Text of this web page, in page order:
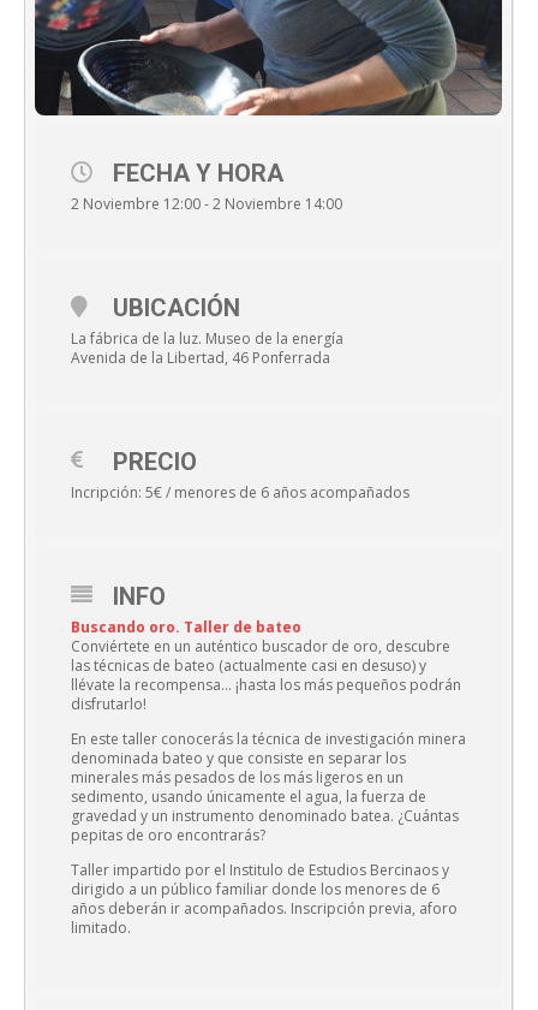
FECHA Y HORA
2 Noviembre 12:00 - 2 Noviembre 14:00
UBICACIÓN
La fábrica de la luz. Museo de la energía
Avenida de la Libertad, 46 Ponferrada
PRECIO
Incripción: 5€ / menores de 6 años acompañados
INFO
Buscando oro. Taller de bateo
Conviértete en un auténtico buscador de oro, descubre
las técnicas de bateo (actualmente casi en desuso) y
llévate la recompensa… ¡hasta los más pequeños podrán
disfrutarlo!
En este taller conocerás la técnica de investigación minera
denominada bateo y que consiste en separar los
minerales más pesados de los más ligeros en un
sedimento, usando únicamente el agua, la fuerza de
gravedad y un instrumento denominado batea. ¿Cuántas
pepitas de oro encontrarás?
Taller impartido por el Institulo de Estudios Bercinaos y
dirigido a un público familiar donde los menores de 6
años deberán ir acompañados. Inscripción previa, aforo
limitado.